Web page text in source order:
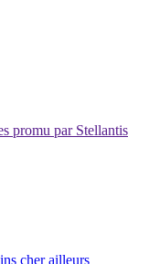
promu par Stellantis
cher ailleurs